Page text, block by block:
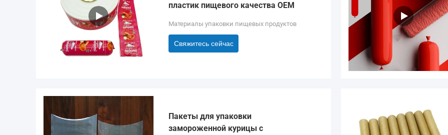
пластик пищевого качества OEM
Материалы упаковки пищевых продуктов
Свяжитесь сейчас
Пакеты для упаковки
замороженной курицы с